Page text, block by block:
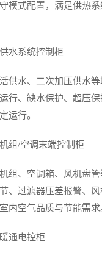
模式配置，满足供热
系统控制柜
水、二次加压供水等
行、缺水保护、超压
运行。
/空调末端控制柜
、空调箱、风机盘管
、过滤器压差报警、
内空气品质与节能需求
电控柜